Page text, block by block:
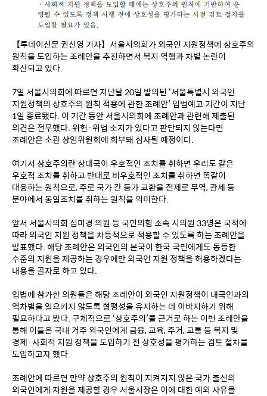
【투데이신문 권신영 기자】서울시의회가 외국인 지원정책에 상호주의
원칙을 도입하는 조례안을 추진하면서 복지 역행과 차별 논란이
확산되고 있다.
7일 서울시의회에 따르면 지난달 20일 발의된 ‘서울특별시 외국인
지원정책의 상호주의 원칙 적용에 관한 조례안’ 입법예고 기간이 지난
1일 종료됐다. 이 기간 동안 서울시의회에 조례안과 관련해 제출된
의견은 전무했다. 위헌·위법 소지가 있다고 판단되지 않는다면
조례안은 소관 상임위원회에 회부돼 심사될 예정이다.
여기서 상호주의란 상대국이 우호적인 조치를 취하면 우리도 같은
우호적 조치를 취하고 반대로 비우호적인 조치를 취하면 똑같이
대응하는 원칙으로, 주로 국가 간 등가 교환을 전제로 무역, 관세 등
분야에서 동일조치를 취하는 원칙을 의미한다.
앞서 서울시의회 심미경 의원 등 국민의힘 소속 시의원 33명은 국적에
따라 외국인 지원 정책을 차등적으로 적용할 수 있도록 하는 조례안을
발표했다. 해당 조례안은 외국인의 본국이 한국 국민에게도 동등한
수준의 지원을 제공하는 경우에만 외국인 지원 정책을 허용하겠다는
내용을 골자로 하고 있다.
입법에 참가한 의원들은 해당 조례안이 외국인 지원정책이 내국인과의
역차별을 일으키지 않도록 형평성을 유지하는 데 이바지하기 위해
필요하다고 봤다. 구체적으로 ‘상호주의’를 근거로 하는 이번 조례안을
통해 이들은 국내 거주 외국인에게 금융, 교육, 주거, 교통 등 복지 및
경제·사회적 지원 정책을 도입하기 전 상호성을 평가하는 검토 절차를
도입하고자 했다.
조례안에 따르면 만약 상호주의 원칙이 지켜지지 않은 국가 출신의
외국인에게 지원을 제공할 경우 서울시장은 이에 대한 예외 사유를